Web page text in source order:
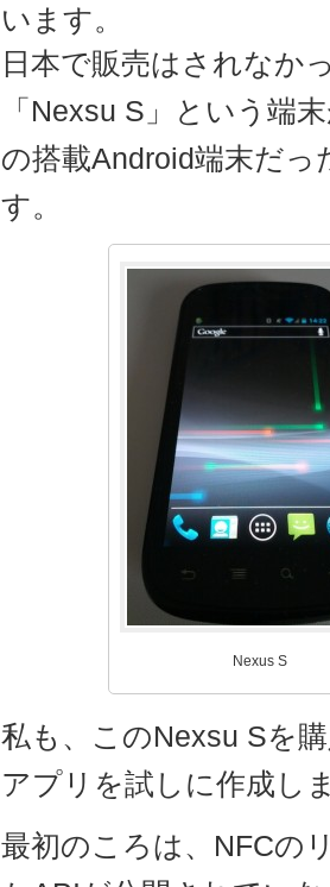
います。
日本で販売はされなか
「Nexsu S」という端
の搭載Android端末だっ
す。
Nexus S
私も、このNexsu Sを
アプリを試しに作成し
最初のころは、NFCの